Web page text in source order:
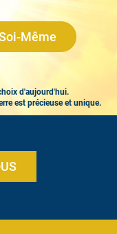
Même
d'aujourd'hui.
est précieuse et unique.